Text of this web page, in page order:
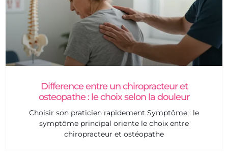
Difference entre un chiropracteur et
osteopathe : le choix selon la douleur
Choisir son praticien rapidement Symptôme : le
symptôme principal oriente le choix entre
chiropracteur et ostéopathe